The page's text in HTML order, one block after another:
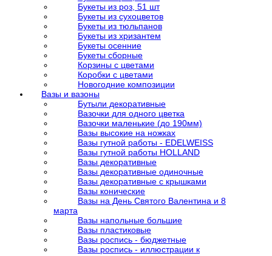
Букеты из роз, 51 шт
Букеты из сухоцветов
Букеты из тюльпанов
Букеты из хризантем
Букеты осенние
Букеты сборные
Корзины с цветами
Коробки с цветами
Новогодние композиции
Вазы и вазоны
Бутыли декоративные
Вазочки для одного цветка
Вазочки маленькие (до 190мм)
Вазы высокие на ножках
Вазы гутной работы - EDELWEISS
Вазы гутной работы HOLLAND
Вазы декоративные
Вазы декоративные одиночные
Вазы декоративные с крышками
Вазы конические
Вазы на День Святого Валентина и 8
марта
Вазы напольные большие
Вазы пластиковые
Вазы роспись - бюджетные
Вазы роспись - иллюстрации к